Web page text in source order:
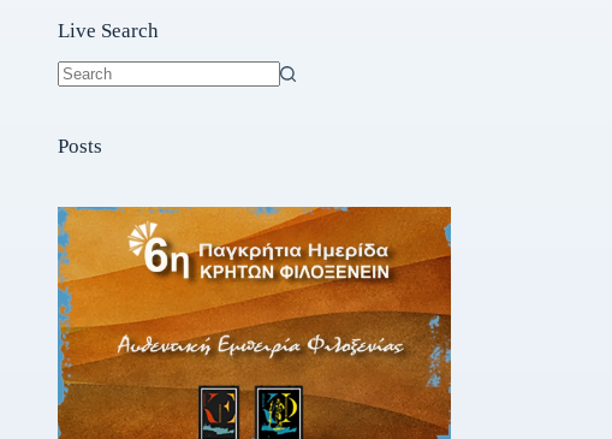
Live Search
Posts